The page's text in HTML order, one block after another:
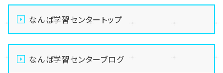
なんば学習センタートップ
なんば学習センターブログ